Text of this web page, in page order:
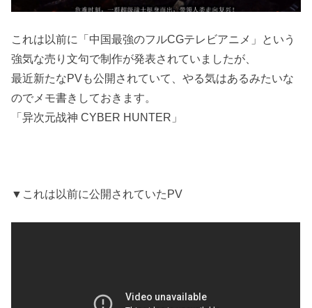
これは以前に「中国最強のフルCGテレビアニメ」という
強気な売り文句で制作が発表されていましたが、
最近新たなPVも公開されていて、やる気はあるみたいな
のでメモ書きしておきます。
「异次元战神 CYBER HUNTER」
▼これは以前に公開されていたPV